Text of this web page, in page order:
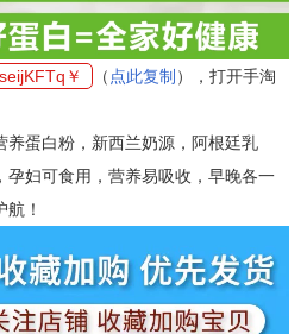
￥ （ 点此复制 ），打开手淘
养蛋白粉，新西兰奶源，阿根廷乳
孕妇可食用，营养易吸收，早晚各一
！